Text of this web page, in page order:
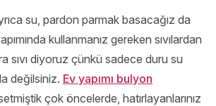
su, pardon parmak basacağız da
kullanmanız gereken sıvılardan
sıvı diyoruz çünkü sadece duru su
değilsiniz. Ev yapımı bulyon
çok öncelerde, hatırlayanlarınız